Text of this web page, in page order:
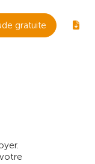
gratuite